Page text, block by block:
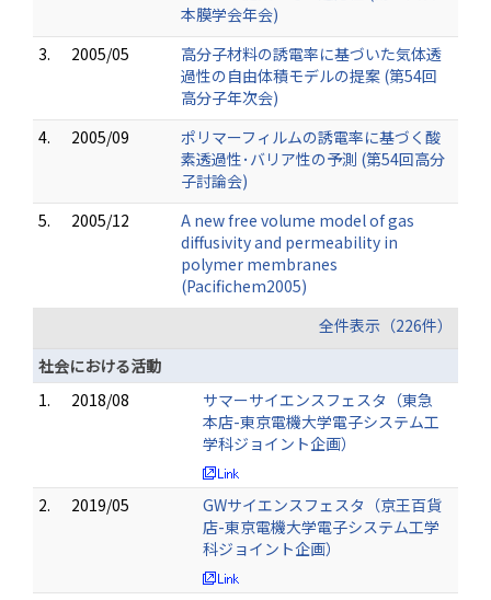
本膜学会年会)
3.
2005/05
高分子材料の誘電率に基づいた気体透
過性の自由体積モデルの提案 (第54回
高分子年次会)
4.
2005/09
ポリマーフィルムの誘電率に基づく酸
素透過性･バリア性の予測 (第54回高分
子討論会)
5.
2005/12
A new free volume model of gas
diffusivity and permeability in
polymer membranes
(Pacifichem2005)
全件表示（226件）
社会における活動
1.
2018/08
サマーサイエンスフェスタ（東急
本店-東京電機大学電子システム工
学科ジョイント企画）
2. 2019/05
GWサイエンスフェスタ（京王百貨
店-東京電機大学電子システム工学
科ジョイント企画）